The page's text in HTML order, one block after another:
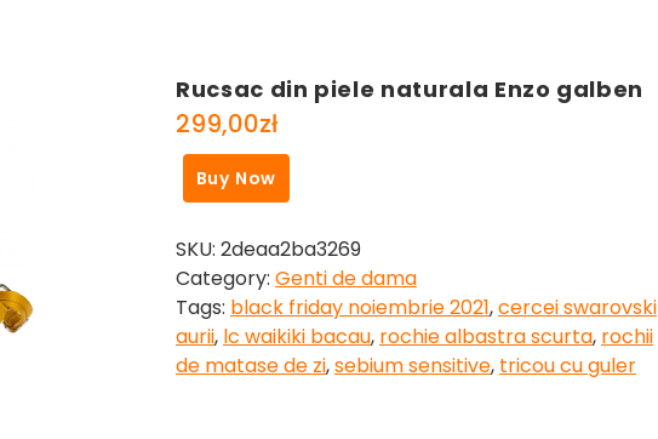
Rucsac din piele naturala Enzo galben
299,00zł
Buy Now
SKU: 2deaa2ba3269
Category: Genti de dama
Tags: black friday noiembrie 2021,cercei swarovski
aurii, lc waikiki bacau, rochie albastra scurta, rochii
de matase de zi,sebium sensitive, tricou cu guler